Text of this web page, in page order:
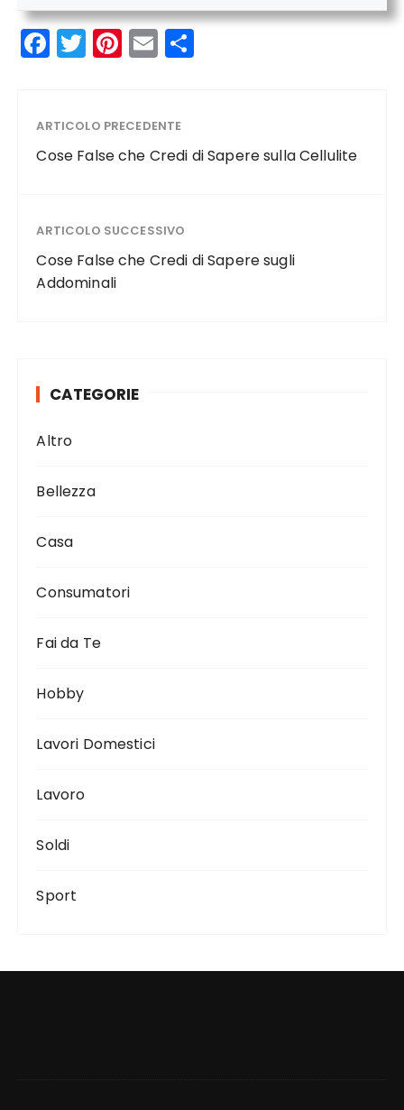
F
a
e
b
o
k
T
w
te
r
Pi
n
re
st
E
m
l
vi
ARTICOLO PRECEDENTE
Cose False che Credi di Sapere sulla Cellulite
ARTICOLO SUCCESSIVO
Cose False che Credi di Sapere sugli
Addominali
CATEGORIE
Altro
Bellezza
Casa
Consumatori
Fai da Te
Hobby
Lavori Domestici
Lavoro
Soldi
Sport